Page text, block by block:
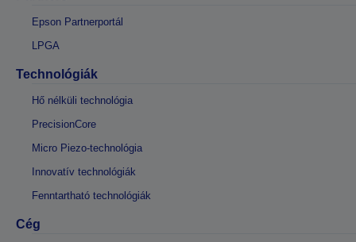
Epson Partnerportál
LPGA
Technológiák
Hő nélküli technológia
PrecisionCore
Micro Piezo-technológia
Innovatív technológiák
Fenntartható technológiák
Cég